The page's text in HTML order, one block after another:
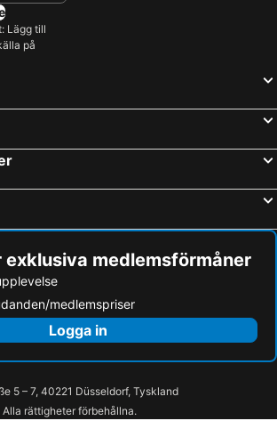
Lägg till
på
exklusiva medlemsförmåner
medlemspriser
Logga in
5 – 7, 40221 Düsseldorf, Tyskland
rättigheter förbehållna.